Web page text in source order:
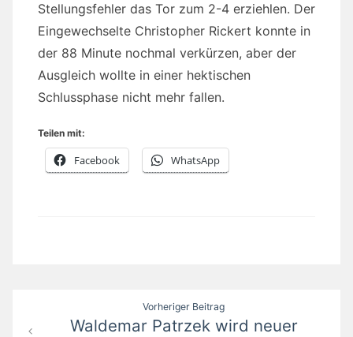
Stellungsfehler das Tor zum 2-4 erziehlen. Der
Eingewechselte Christopher Rickert konnte in
der 88 Minute nochmal verkürzen, aber der
Ausgleich wollte in einer hektischen
Schlussphase nicht mehr fallen.
Teilen mit:
Facebook WhatsApp
Beitragsnavigation
Vorheriger Beitrag
Waldemar Patrzek wird neuer